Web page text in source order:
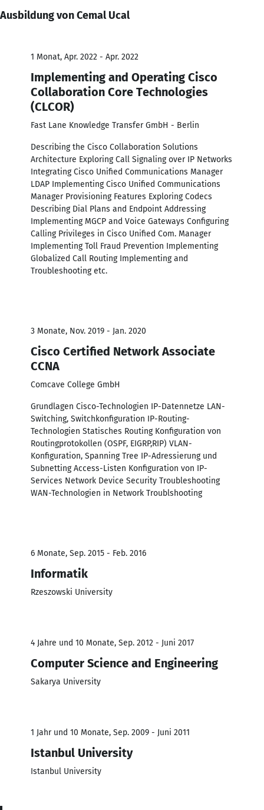
Ausbildung von Cemal Ucal
1 Monat, Apr. 2022 - Apr. 2022
Implementing and Operating Cisco
Collaboration Core Technologies
(CLCOR)
Fast Lane Knowledge Transfer GmbH - Berlin
Describing the Cisco Collaboration Solutions
Architecture Exploring Call Signaling over IP Networks
Integrating Cisco Unified Communications Manager
LDAP Implementing Cisco Unified Communications
Manager Provisioning Features Exploring Codecs
Describing Dial Plans and Endpoint Addressing
Implementing MGCP and Voice Gateways Configuring
Calling Privileges in Cisco Unified Com. Manager
Implementing Toll Fraud Prevention Implementing
Globalized Call Routing Implementing and
Troubleshooting etc.
3 Monate, Nov. 2019 - Jan. 2020
Cisco Certified Network Associate
CCNA
Comcave College GmbH
Grundlagen Cisco-Technologien IP-Datennetze LAN-
Switching, Switchkonfiguration IP-Routing-
Technologien Statisches Routing Konfiguration von
Routingprotokollen (OSPF, EIGRP,RIP) VLAN-
Konfiguration, Spanning Tree IP-Adressierung und
Subnetting Access-Listen Konfiguration von IP-
Services Network Device Security Troubleshooting
WAN-Technologien in Network Troublshooting
6 Monate, Sep. 2015 - Feb. 2016
Informatik
Rzeszowski University
4 Jahre und 10 Monate, Sep. 2012 - Juni 2017
Computer Science and Engineering
Sakarya University
1 Jahr und 10 Monate, Sep. 2009 - Juni 2011
Istanbul University
Istanbul University